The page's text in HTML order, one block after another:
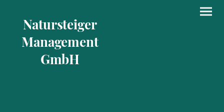
Natursteiger
Management
GmbH